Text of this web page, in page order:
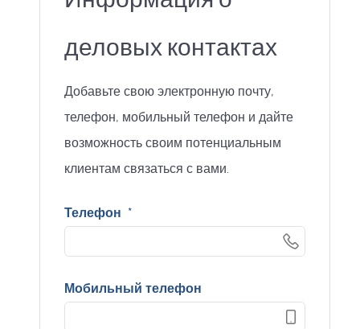
деловых контактах
Добавьте свою электронную почту,
телефон, мобильный телефон и дайте
возможность своим потенциальным
клиентам связаться с вами.
Телефон *
Мобильный телефон